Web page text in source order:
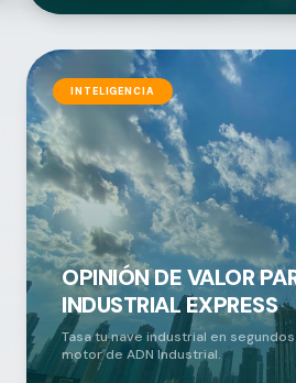
INTELIGENCIA
OPINIÓN DE VALOR
INDUSTRIAL EXPRESS
Tasa tu nave industrial en
motor de ADN Industrial.